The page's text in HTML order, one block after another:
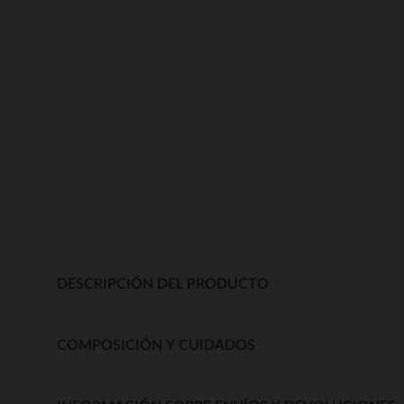
DESCRIPCIÓN DEL PRODUCTO
COMPOSICIÓN Y CUIDADOS